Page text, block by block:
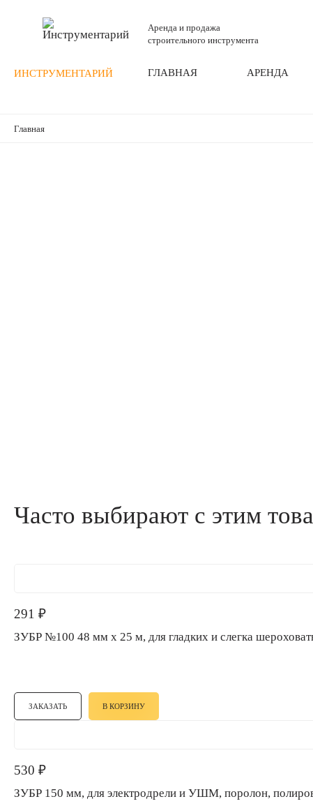
ИНСТРУМЕНТАРИЙ
Аренда и продажа
строительного инструмента
ГЛАВНАЯ АРЕНДА
Главная
Часто выбирают с этим
291 ₽
ЗУБР №100 48 мм х 25 м, для гладких и слегка
ЗАКАЗАТЬ В КОРЗИНУ
530 ₽
ЗУБР 150 мм, для электродрели и УШМ, поролон,